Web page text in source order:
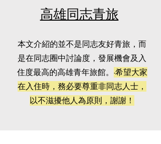
高雄同志青旅
​本文介紹的並不是同志友好青旅，而
是在同志圈中討論度，發展機會及入
住度最高的高雄青年旅館。 ·希望大家
在入住時，務必要尊重非同志人士，
以不滋擾他人為原則，謝謝！